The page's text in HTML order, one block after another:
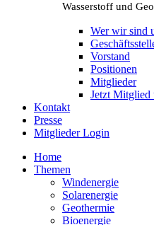
Wasserstoff und
Wer wir sind
Vorstand
Positionen
Mitglieder
Jetzt Mitglied
Kontakt
Presse
Mitglieder Login
Home
Themen
Windenergie
Solarenergie
Geothermie
Bioenergie